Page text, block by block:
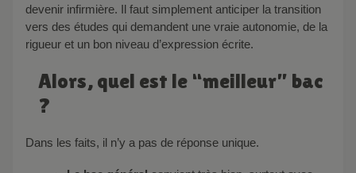
devenir infirmière. Il faut simplement anticiper la transition
vers des études qui demandent une vraie autonomie, de la
rigueur et un bon niveau d’expression écrite.
Alors, quel est le “meilleur” bac
?
Dans les faits, il n’y a pas de réponse unique.